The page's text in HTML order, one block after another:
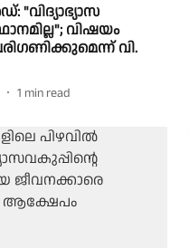
വിഷയം
വി.
1 min read